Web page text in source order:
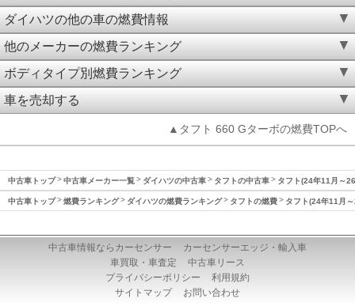
ダイハツの他の車の燃費情報
他のメーカーの燃費ランキング
ボディタイプ別燃費ランキング
車を売却する
▲タフト 660 Gターボの燃費TOPへ
中古車トップ 中古車メーカー一覧 ダイハツの中古車 タフトの中古車 タフト(24年11月～
中古車トップ 燃費ランキング ダイハツの燃費ランキング タフトの燃費 タフト(24年11月
中古車情報ならカーセンサー
カーセンサーエッジ・輸入車
車買取・車査定
中古車リース
プライバシーポリシー
利用規約
サイトマップ
お問い合わせ